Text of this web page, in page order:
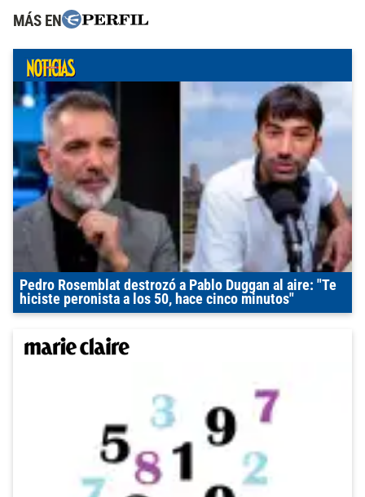
MÁS EN
Pedro Rosemblat destrozó a Pablo Duggan al aire: "Te
hiciste peronista a los 50, hace cinco minutos"